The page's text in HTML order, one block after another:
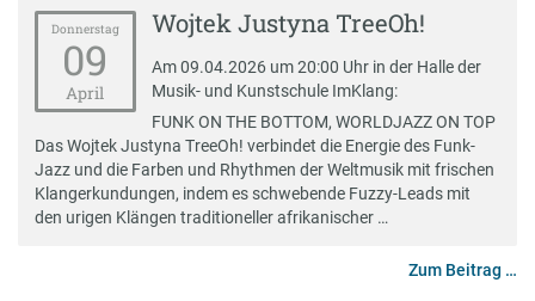
Donnerstag
09
April
Wojtek Justyna TreeOh!
Am 09.04.2026 um 20:00 Uhr in der Halle der
Musik- und Kunstschule ImKlang:
FUNK ON THE BOTTOM, WORLDJAZZ ON TOP
Das Wojtek Justyna TreeOh! verbindet die Energie des Funk-
Jazz und die Farben und Rhythmen der Weltmusik mit frischen
Klangerkundungen, indem es schwebende Fuzzy-Leads mit
den urigen Klängen traditioneller afrikanischer …
Zum Beitrag …